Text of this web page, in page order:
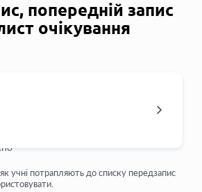
попередній запис
очікування
доступ
учні потрапляють до списку передзапис